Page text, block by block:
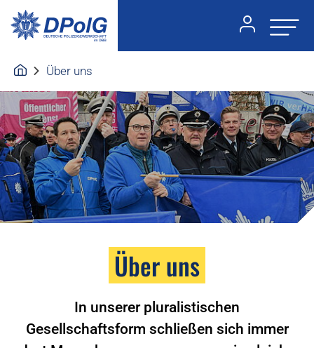
Über uns
Über uns
In unserer pluralistischen
Gesellschaftsform schließen sich immer